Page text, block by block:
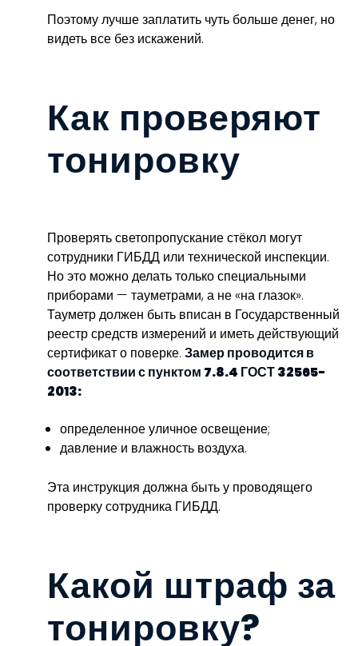
Поэтому лучше заплатить чуть больше денег, но
видеть все без искажений.
Как проверяют
тонировку
Проверять светопропускание стёкол могут
сотрудники ГИБДД или технической инспекции.
Но это можно делать только специальными
приборами — тауметрами, а не «на глазок».
Тауметр должен быть вписан в Государственный
реестр средств измерений и иметь действующий
сертификат о поверке. Замер проводится в
соответствии с пунктом 7.8.4 ГОСТ 32565-
2013:
определенное уличное освещение;
давление и влажность воздуха.
Эта инструкция должна быть у проводящего
проверку сотрудника ГИБДД.
Какой штраф за
тонировку?